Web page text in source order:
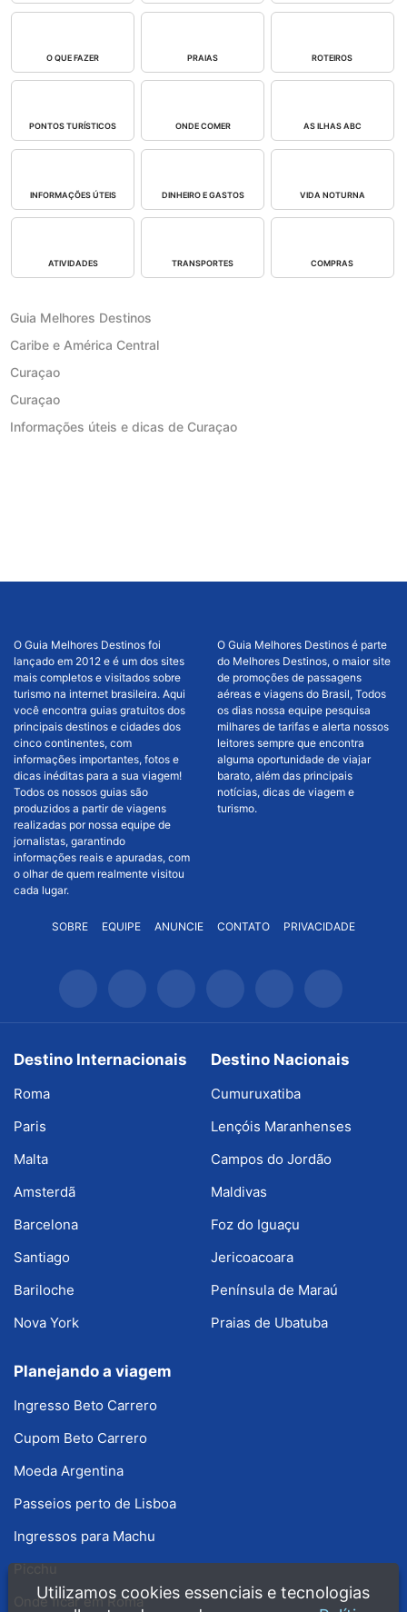
O QUE FAZER PRAIAS ROTEIROS
PONTOS TURÍSTICOS ONDE COMER AS ILHAS ABC
INFORMAÇÕES ÚTEIS DINHEIRO E GASTOS VIDA NOTURNA
ATIVIDADES TRANSPORTES COMPRAS
Guia Melhores Destinos
Caribe e América Central
Curaçao
Curaçao
Informações úteis e dicas de Curaçao
O Guia Melhores Destinos foi
lançado em 2012 e é um dos sites
mais completos e visitados sobre
turismo na internet brasileira. Aqui
você encontra guias gratuitos dos
principais destinos e cidades dos
cinco continentes, com
informações importantes, fotos e
dicas inéditas para a sua viagem!
Todos os nossos guias são
produzidos a partir de viagens
realizadas por nossa equipe de
jornalistas, garantindo
informações reais e apuradas, com
o olhar de quem realmente visitou
cada lugar.
O Guia Melhores Destinos é parte
do Melhores Destinos, o maior site
de promoções de passagens
aéreas e viagens do Brasil, Todos
os dias nossa equipe pesquisa
milhares de tarifas e alerta nossos
leitores sempre que encontra
alguma oportunidade de viajar
barato, além das principais
notícias, dicas de viagem e
turismo.
SOBRE EQUIPE ANUNCIE CONTATO PRIVACIDADE
Destino Internacionais
Roma
Paris
Malta
Amsterdã
Barcelona
Santiago
Bariloche
Nova York
Destino Nacionais
Cumuruxatiba
Lençóis Maranhenses
Campos do Jordão
Maldivas
Foz do Iguaçu
Jericoacoara
Península de Maraú
Praias de Ubatuba
Planejando a viagem
Ingresso Beto Carrero
Cupom Beto Carrero
Moeda Argentina
Passeios perto de Lisboa
Ingressos para Machu
Onde ficar em Roma
Utilizamos cookies essenciais e tecnologias